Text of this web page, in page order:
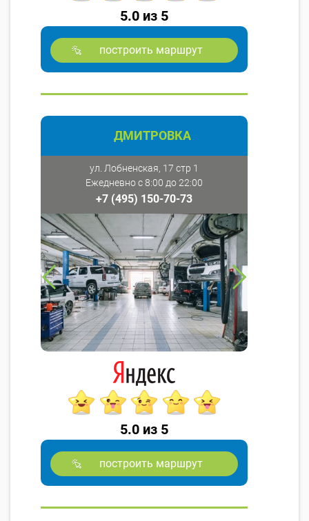
5.0 из 5
построить маршрут
ДМИТРОВКА
ул. Лобненская, 17 стр 1
Ежедневно с 8:00 до 22:00
+7 (495) 150-70-73
5.0 из 5
построить маршрут